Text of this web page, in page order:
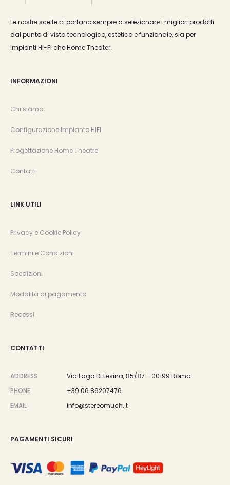
Le nostre scelte ci portano sempre a selezionare i migliori prodotti
dal punto di vista tecnologico, estetico e funzionale, sia per
impianti Hi-Fi che Home Theater.
INFORMAZIONI
Chi siamo
Configurazione Impianto HIFI
Progettazione Home Theatre
Contatti
LINK UTILI
Privacy e Cookie Policy
Termini e Condizioni
Spedizioni
Modalità di pagamento
Recessi
CONTATTI
ADDRESS
Via Lago Di Lesina, 85/87 - 00199 Roma
PHONE
+39 06 86207476
EMAIL
info@stereomuch.it
PAGAMENTI SICURI